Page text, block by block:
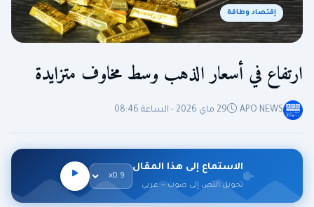
اقتصاد رياضةإقتصاد وطاقة
ارتفاع في أسعار الذهب وسط مخاوف متزايدة
APO NEWS 29 ماي 2026 - الساعة 08:46
الاستماع إلى هذا المقال
تحويل النص إلى صوت — عربي